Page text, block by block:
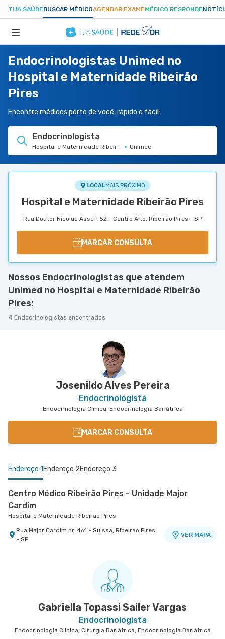
TUA SAÚDEBUSCAR MÉDICOAGENDAR EXAMEMÉDICO RESPONDE
ESPECIALIDADES
HOSPITAIS
TUASAUDE.COM
Endocrinologistas Unimed no
Hospital e Maternidade Ribeirão
Pires
Encontre médicos perto de você, rápido e fácil:
Endocrinologista
Hospital e Maternidade Ribeirão PiresUnimed
LOCALMAIS PRÓXIMO
Hospital e Maternidade Ribeirão Pires
Rua Doutor Nicolau Assef, 52 - Centro Alto, Ribeirão Pires - SP
MARCAR CONSULTA
Nossos Endocrinologistas que atendem
Unimed no Hospital e Maternidade Ribeirão
Pires:
4 Endocrinologistas encontrados
Josenildo Alves Pereira
Endocrinologista
Endocrinologia Clinica, Endocrinologia Bariátrica
MARCAR CONSULTA
Endereço 1 Endereço 2Endereço 3
Centro Médico Ribeirão Pires - Unidade Major
Cardim
Hospital e Maternidade Ribeirão Pires
Rua Major Cardim nr. 461 - Suissa, Ribeirao Pires
- SP
VER MAPA
Rua Santos Dumont nr. 139 - Vila Bocaina, Maua -
Avenida Tiradentes nr. 1803 Centro Medico 10°
Andar - Jardim Guarulhos, Guarulhos - SP
Gabriella Topassi Sailer Vargas
Endocrinologista
Endocrinologia Clinica, Cirurgia Bariátrica, Endocrinologia Bariátrica